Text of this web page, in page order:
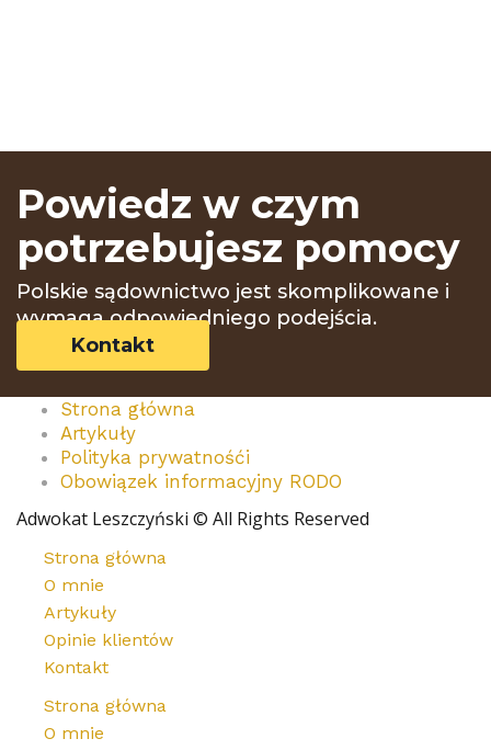
Powiedz w czym
potrzebujesz pomocy
Polskie sądownictwo jest skomplikowane i
wymaga odpowiedniego podejścia.
Kontakt
Strona główna
Artykuły
Polityka prywatnośći
Obowiązek informacyjny RODO
Adwokat Leszczyński © All Rights Reserved
Strona główna
O mnie
Artykuły
Opinie klientów
Kontakt
Strona główna
O mnie